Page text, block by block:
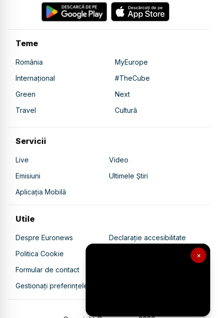
×
Teme
România
MyEurope
Internațional
#TheCube
Green
Next
Travel
Cultură
Servicii
Live
Video
Emisiuni
Ultimele Știri
Aplicația Mobilă
Utile
Despre Euronews
Declarație accesibilitate
Politica Cookie
Politica de confidențialitate
Formular de contact
Gestionați preferințele